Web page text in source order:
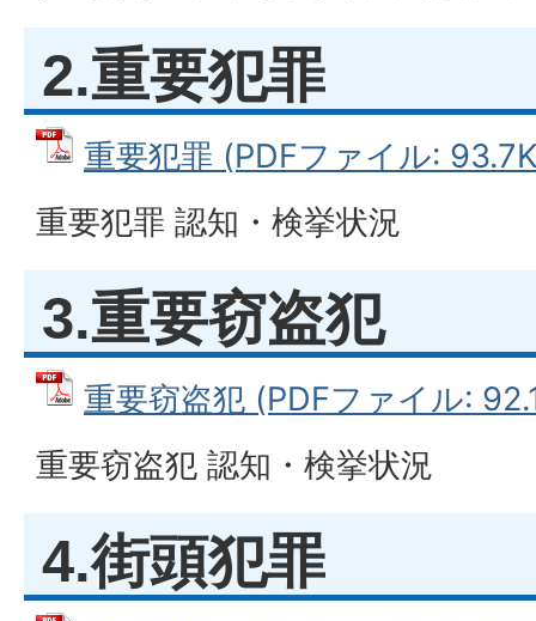
2.重要犯罪
重要犯罪 (PDFファイル:
重要犯罪 認知・検挙状況
3.重要窃盗犯
重要窃盗犯 (PDFファイル:
重要窃盗犯 認知・検挙状況
4.街頭犯罪